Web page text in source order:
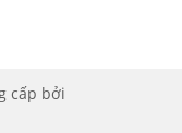
cấp bởi